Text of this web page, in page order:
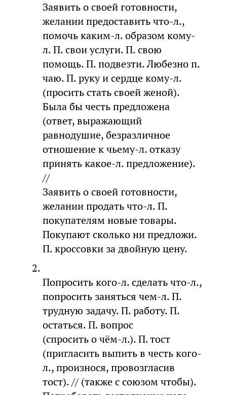
Заявить о своей готовности,
желании предоставить что-л.,
помочь каким-л. образом кому-
л. П. свои услуги. П. свою
помощь. П. подвезти. Любезно п.
чаю. П. руку и сердце кому-л.
(просить стать своей женой).
Была бы честь предложена
(ответ, выражающий
равнодушие, безразличное
отношение к чьему-л. отказу
принять какое-л. предложение).
//
Заявить о своей готовности,
желании продать что-л. П.
покупателям новые товары.
Покупают сколько ни предложи.
П. кроссовки за двойную цену.
Попросить кого-л. сделать что-л.,
попросить заняться чем-л. П.
трудную задачу. П. работу. П.
остаться. П. вопрос
(спросить о чём-л.). П. тост
(пригласить выпить в честь кого-
л., произнося, провозгласив
тост). // (также с союзом чтобы).